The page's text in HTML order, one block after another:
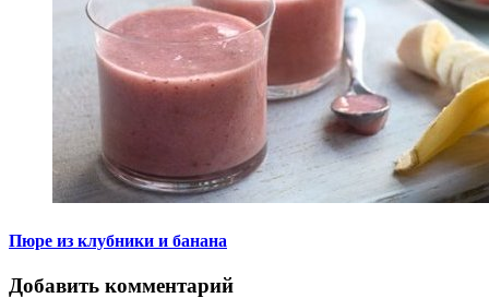
Пюре из клубники и банана
Добавить комментарий